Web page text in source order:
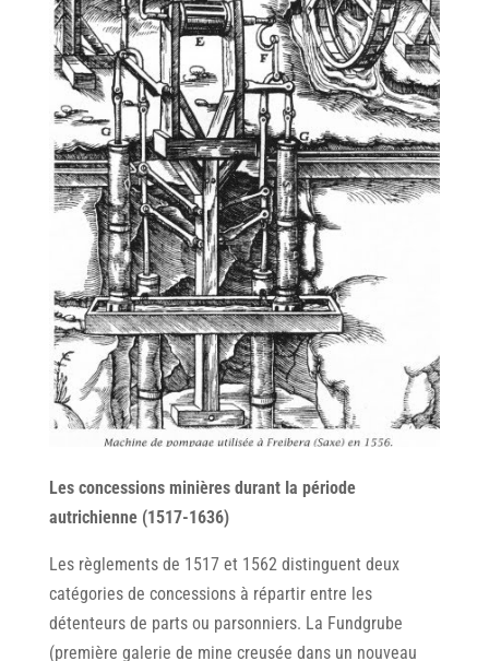
Les concessions minières durant Ia période
autrichienne (1517-1636)
Les règlements de 1517 et 1562 distinguent deux
catégories de concessions à répartir entre les
détenteurs de parts ou parsonniers. La Fundgrube
(première galerie de mine creusée dans un nouveau